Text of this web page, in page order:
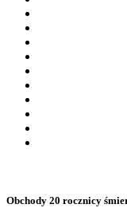
Obchody 20 rocznicy